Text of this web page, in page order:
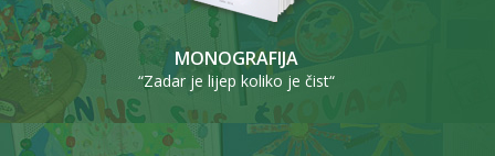
MONOGRAFIJA
“Zadar je lijep koliko je čist“